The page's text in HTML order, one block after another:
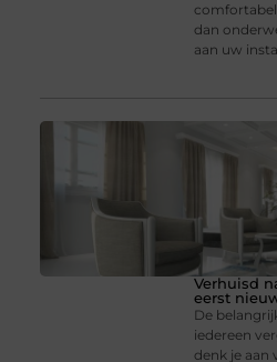
dan
aan uw
Verhuisd
eerst
De
iedereen
denk je aan